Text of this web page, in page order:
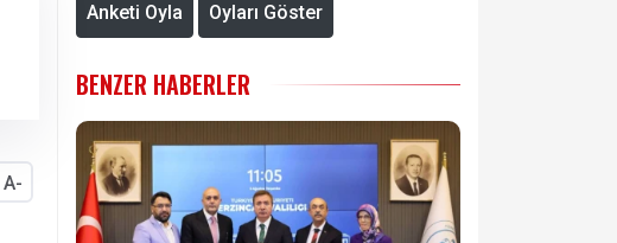
A-
Anketi Oyla Oyları Göster
BENZER HABERLER